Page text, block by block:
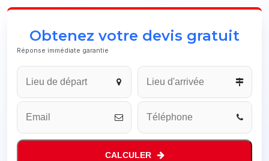
Obtenez votre devis gratuit
Réponse immédiate garantie
CALCULER